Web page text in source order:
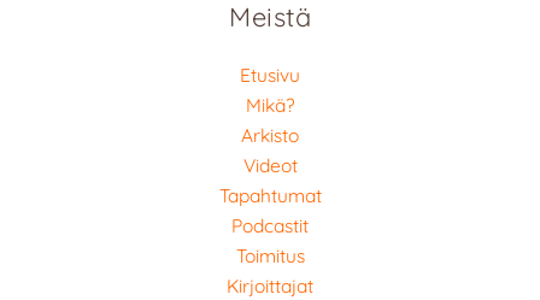
Meistä
Etusivu
Mikä?
Arkisto
Videot
Tapahtumat
Podcastit
Toimitus
Kirjoittajat